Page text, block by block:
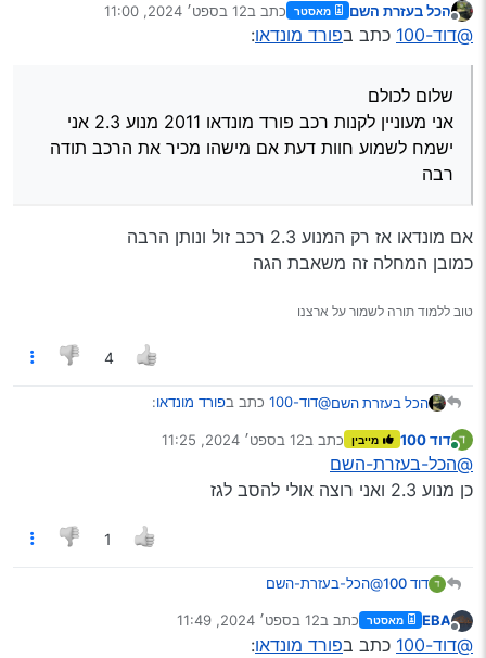
לשמוע חוות דעת אם מישהו מכיר את הרכב תודה רבה
מנותק
הכל בעזרת השם מאסטר כתב ב12 בספט׳ 2024, 11:00
נערך לאחרונה על ידי
@דוד-100 כתב בפורד מונדאו:
שלום לכולם
אני מעוניין לקנות רכב פורד מונדאו 2011 מנוע 2.3 אני
ישמח לשמוע חוות דעת אם מישהו מכיר את הרכב תודה
רבה
אם מונדאו אז רק המנוע 2.3 רכב זול ונותן הרבה
כמובן המחלה זה משאבת הגה
טוב ללמוד תורה לשמור על ארצנו
4
הכל בעזרת השם@דוד-100 כתב בפורד מונדאו:
אם מונדאו אז רק המנוע 2.3 רכב זול ונותן הרבה
מחובר
דוד 100 מייבין כתב ב12 בספט׳ 2024, 11:25
נערך לאחרונה על ידי
@הכל-בעזרת-השם
כן מנוע 2.3 ואני רוצה אולי להסב לגז
1
דוד 100
@הכל-בעזרת-השם
מנותק
EBA מאסטר כתב ב12 בספט׳ 2024, 11:49
נערך לאחרונה על ידי
@דוד-100 כתב בפורד מונדאו: